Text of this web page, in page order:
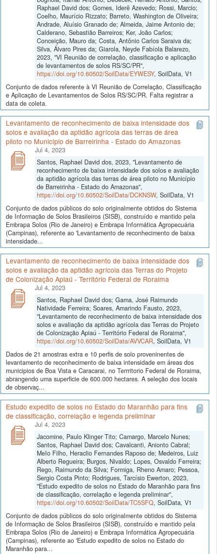
Raphael David dos; Gomes, Iderê Azevedo; Rossi, Marcio;
Coelho, Maurício Rizzato; Barreto, Washington de Oliveira;
Andrade, Aluísio Granado de; Almeida, Jaime Antonio de;
Calderano, Sebastião Barreiros; Ker, João Carlos;
Conceição, Mauro da; Costa, Antônio Carlos Saraiva da;
Silva, Álvaro Pires da; Giarola, Neyde Fabíola Balarezo,
2023, "VI Reunião de correlação, classificação e aplicação
de levantamentos de solos RS/SC/PR",
https://doi.org/10.60502/SoilData/EYWESY, SoilData, V1
Conjunto de dados referente à VI Reunião de Correlação, Classificação
e Aplicação de Levantamentos de Solos RS/SC/PR. Falta registrar a
data de coleta.
Levantamento de reconhecimento de baixa intensidade dos
solos e avaliação da aptidão agrícola das terras de área
piloto no Município de Barreirinha - Estado do Amazonas
Jul 4, 2023
Santos, Raphael David dos, 2023, "Levantamento de
reconhecimento de baixa intensidade dos solos e avaliação
da aptidão agrícola das terras de área piloto no Município
de Barreirinha - Estado do Amazonas",
https://doi.org/10.60502/SoilData/DCKNSW, SoilData, V1
Conjunto de dados públicos do solo originalmente obtidos do Sistema
de Informação de Solos Brasileiros (SISB), construído e mantido pela
Embrapa Solos (Rio de Janeiro) e Embrapa Informática Agropecuária
(Campinas), referente ao 'Levantamento de reconhecimento de baixa
intensidade...
Levantamento de reconhecimento de baixa intensidade dos
solos e avaliação da aptidão agrícola das Terras do Projeto
de Colonização Apiaú - Território Federal de Roraima
Jul 4, 2023
Santos, Raphael David dos; Gama, José Raimundo
Natividade Ferreira; Soares, Amarindo Fausto, 2023,
"Levantamento de reconhecimento de baixa intensidade dos
solos e avaliação da aptidão agrícola das Terras do Projeto
de Colonização Apiaú - Território Federal de Roraima",
https://doi.org/10.60502/SoilData/AVVCAR, SoilData, V1
Dados de 21 amostras extra e 10 perfis de solo proveninentes de
levantamento de reconhecimento de baixa intensidade em áreas dos
municipios de Boa Vista e Caracarai, no Terrritorio Federal de Roraima,
abrangendo uma superficie de 600.000 hectares. A seleção dos locais
de observaç...
Estudo expedito de solos no Estado do Maranhão para fins
de classificação, correlação e legenda preliminar
Jul 4, 2023
Jacomine, Paulo Klinger Tito; Camargo, Marcelo Nunes;
Santos, Raphael David dos; Cavalcanti, Anionto Cabral;
MeIo Filho, Heraclio Fernandes Raposo de; Medeiros, Luiz
Alberto Regueira; Burgos, Nivaldo; Lopes, Osvaldo Ferreira;
Rego, Raimundo da Silva; Formiga, Rheno Amaro; Pessoa,
Sergio Costa Pinto; Rodrigues, Tarcísio Ewerton, 2023,
"Estudo expedito de solos no Estado do Maranhão para fins
de classificação, correlação e legenda preliminar",
https://doi.org/10.60502/SoilData/TC5SFQ, SoilData, V1
Conjunto de dados públicos do solo originalmente obtidos do Sistema
de Informação de Solos Brasileiros (SISB), construído e mantido pela
Embrapa Solos (Rio de Janeiro) e Embrapa Informática Agropecuária
(Campinas), referente ao 'Estudo expedito de solos no Estado do
Maranhão para...